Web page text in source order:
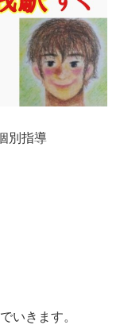
別指導
いきます。